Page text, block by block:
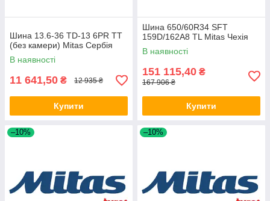
Шина 13.6-36 TD-13 6PR TT
(без камери) Mitas Сербія
В наявності
11 641,50 ₴ 12 935 ₴
Купити
Шина 650/60R34 SFT
159D/162A8 TL Mitas Чехія
В наявності
151 115,40 ₴
167 906 ₴
Купити
–10% –10%